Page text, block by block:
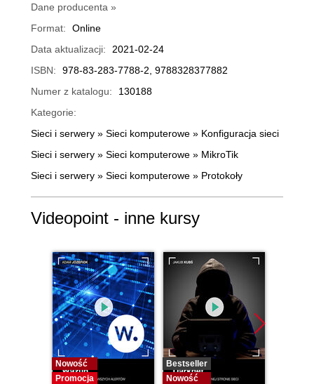
Dane producenta »
Format:
Online
Data aktualizacji:
2021-02-24
ISBN:
978-83-283-7788-2, 9788328377882
Numer z katalogu:
130188
Kategorie:
Sieci i serwery » Sieci komputerowe » Konfiguracja sieci
Sieci i serwery » Sieci komputerowe » MikroTik
Sieci i serwery » Sieci komputerowe » Protokoły
Videopoint - inne kursy
Nowość
Promocja
Bestseller
Nowość